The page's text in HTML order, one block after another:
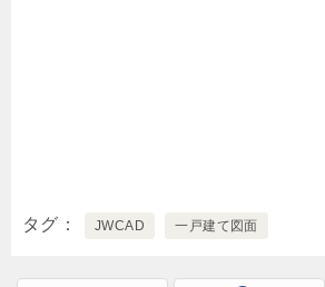
タグ JWCAD 一戸建て図面